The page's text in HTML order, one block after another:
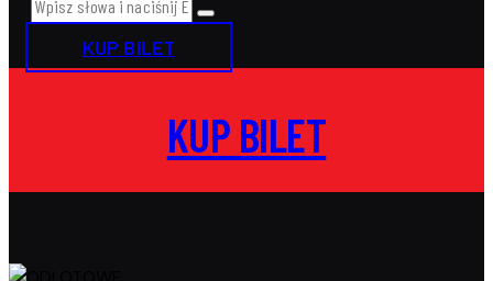
KUP BILET
KUP BILET